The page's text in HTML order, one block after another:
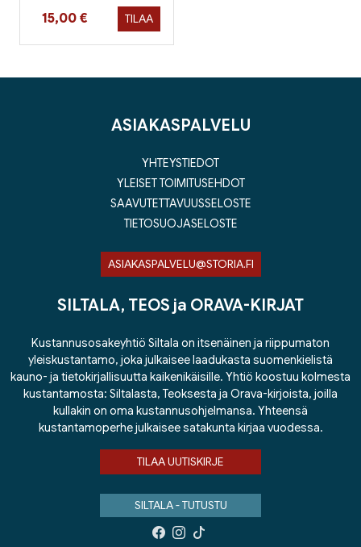
Hinta nyt
15,00 € TILAA
ASIAKASPALVELU
YHTEYSTIEDOT
YLEISET TOIMITUSEHDOT
SAAVUTETTAVUUSSELOSTE
TIETOSUOJASELOSTE
ASIAKASPALVELU@STORIA.FI
SILTALA, TEOS ja ORAVA-KIRJAT
Kustannusosakeyhtiö Siltala on itsenäinen ja riippumaton
yleiskustantamo, joka julkaisee laadukasta suomenkielistä
kauno- ja tietokirjallisuutta kaikenikäisille. Yhtiö koostuu kolmesta
kustantamosta: Siltalasta, Teoksesta ja Orava-kirjoista, joilla
kullakin on oma kustannusohjelmansa. Yhteensä
kustantamoperhe julkaisee satakunta kirjaa vuodessa.
TILAA UUTISKIRJE
SILTALA - TUTUSTU